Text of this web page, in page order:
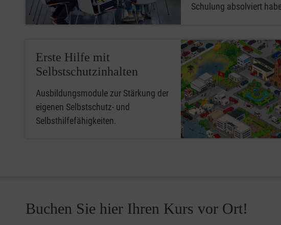
Schulung absolviert
Erste Hilfe mit
Selbstschutzinhalten
Ausbildungsmodule zur Stärkung der
eigenen Selbstschutz- und
Selbsthilfefähigkeiten.
Buchen Sie hier Ihren Kurs vor Ort!